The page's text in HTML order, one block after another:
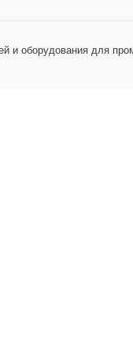
и оборудования для